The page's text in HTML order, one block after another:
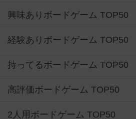
興味ありボードゲーム TOP50
経験ありボードゲーム TOP50
持ってるボードゲーム TOP50
高評価ボードゲーム TOP50
2人用ボードゲーム TOP50